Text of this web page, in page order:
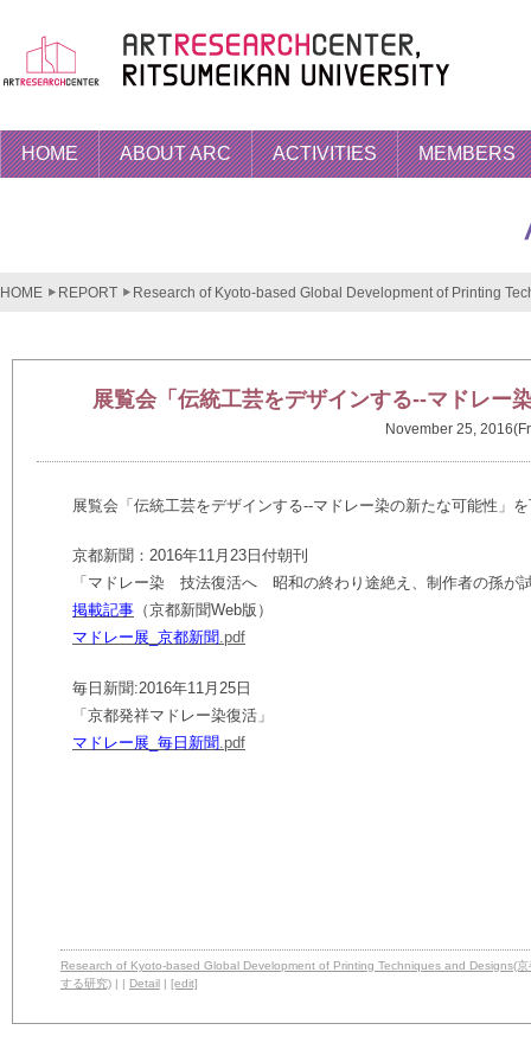
HOME ABOUT ARC ACTIVITIES MEMBERS
HOME REPORT Research of Kyoto-based Global Development of Printing
展覧会「伝統工芸をデザインする--マドレー
November 25,
展覧会「伝統工芸をデザインする--マドレー染の新たな可能性」
京都新聞：2016年11月23日付朝刊
「マドレー染 技法復活へ 昭和の終わり途絶え、制作者の孫
掲載記事 （京都新聞Web版）
マドレー展_京都新聞.pdf
毎日新聞:2016年11月25日
「京都発祥マドレー染復活」
マドレー展_毎日新聞 .pdf
Research of Kyoto-based Global Development of Printing Techniques and Designs(
する研究) | | Detail | [edit]